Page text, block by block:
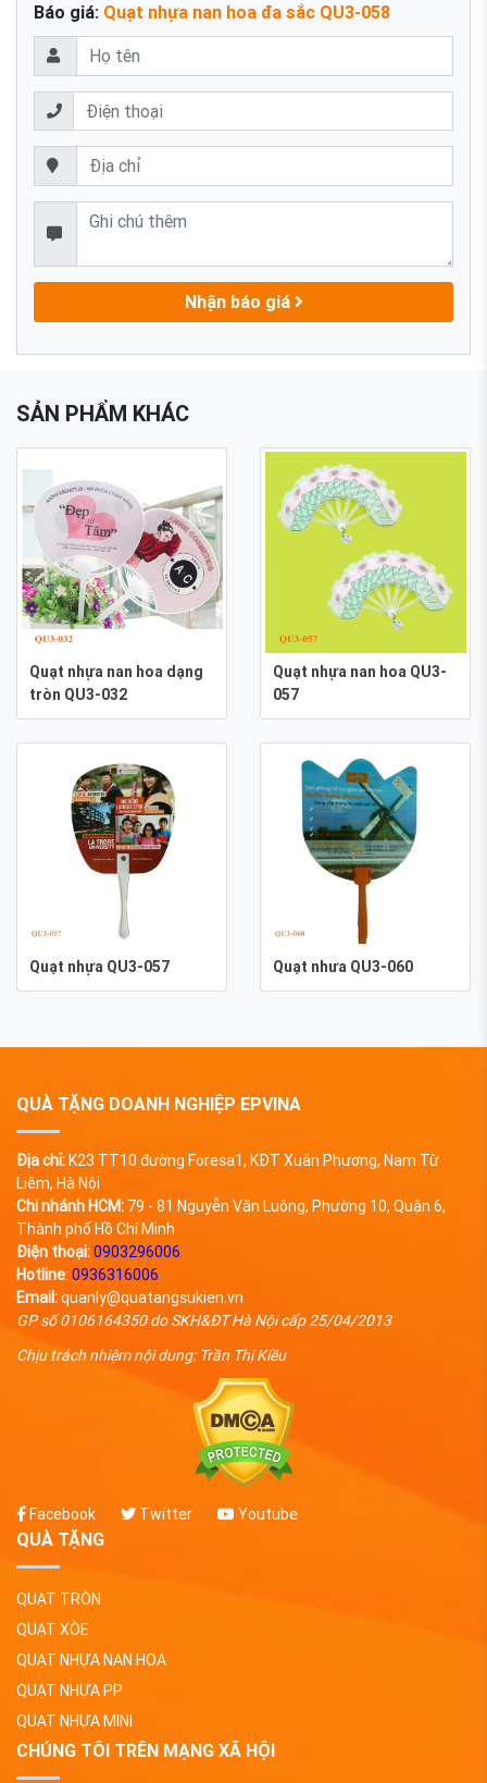
Báo giá: Quạt nhựa nan hoa đa sắc QU3-058
Nhận báo giá
SẢN PHẨM KHÁC
Quạt nhựa nan hoa dạng
tròn QU3-032
Quạt nhựa nan hoa QU3-
057
Quạt nhựa QU3-057 Quạt nhưa QU3-060
QUÀ TẶNG DOANH NGHIỆP EPVINA
Địa chỉ:K23 TT10 đường Foresa1, KĐT Xuân Phương, Nam Từ
Liêm, Hà Nội
Chi nhánh HCM: 79 - 81 Nguyễn Văn Luông, Phường 10, Quận 6,
Thành phố Hồ Chí Minh
Điện thoại:0903296006
Hotline: 0936316006
Email:quanly@quatangsukien.vn
GP số 0106164350 do SKH&ĐT Hà Nội cấp 25/04/2013
Chịu trách nhiệm nội dung: Trần Thị Kiều
Facebook Twitter Youtube
QUÀ TẶNG
QUẠT TRÒN
QUẠT XÒE
QUẠT NHỰA NAN HOA
QUẠT NHỰA PP
QUẠT NHỰA MINI
CHÚNG TÔI TRÊN MẠNG XÃ HỘI